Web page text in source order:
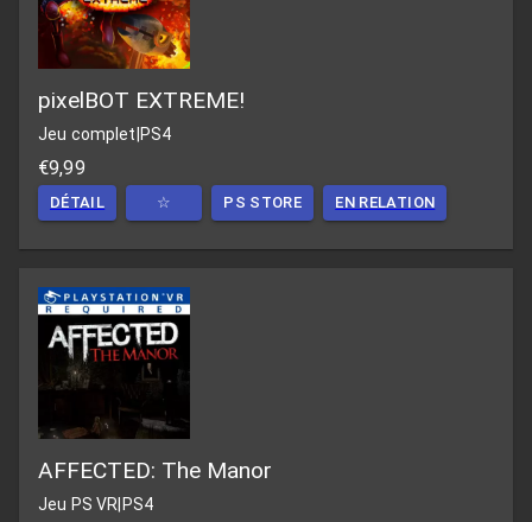
pixelBOT EXTREME!
Jeu complet PS4
€9,99
DÉTAIL ☆ PS STORE EN RELATION
AFFECTED: The Manor
Jeu PS VR|PS4